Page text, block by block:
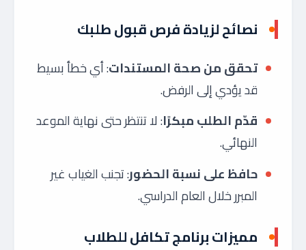
نصائح لزيادة فرص قبول طلبك
تحقق من صحة المستندات: أي خطأ بسيط
قد يؤدي إلى الرفض.
قدّم الطلب مبكرًا: لا تنتظر حتى نهاية الموعد
النهائي.
حافظ على نسبة الحضور: تجنب الغياب غير
المبرر خلال العام الدراسي.
مميزات برنامج تكافل للطلاب